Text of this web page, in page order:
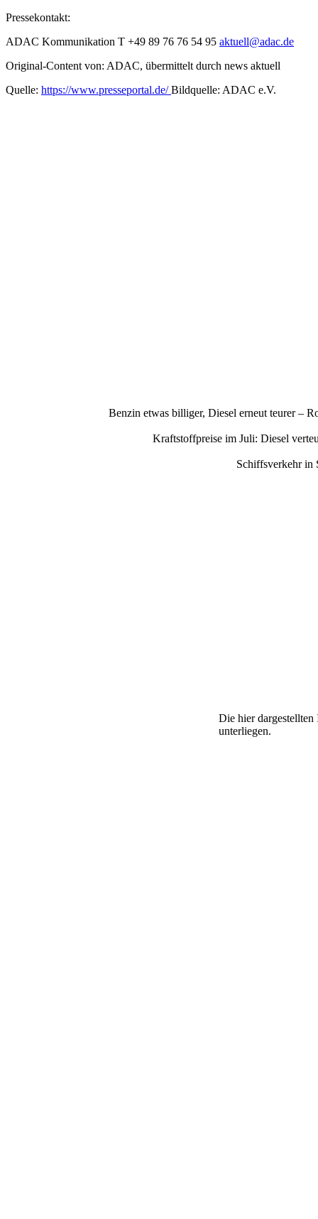
Pressekontakt:
ADAC Kommunikation T +49 89 76 76 54 95 aktuell@adac.de
Original-Content von: ADAC, übermittelt durch news aktuell
Quelle: https://www.presseportal.de/Bildquelle: ADAC e.V.
Benzin etwas billiger, Diesel erneut teurer –
Kraftstoffpreise im Juli: Diesel
Schiffsverkehr in
Die hier
unterliegen.